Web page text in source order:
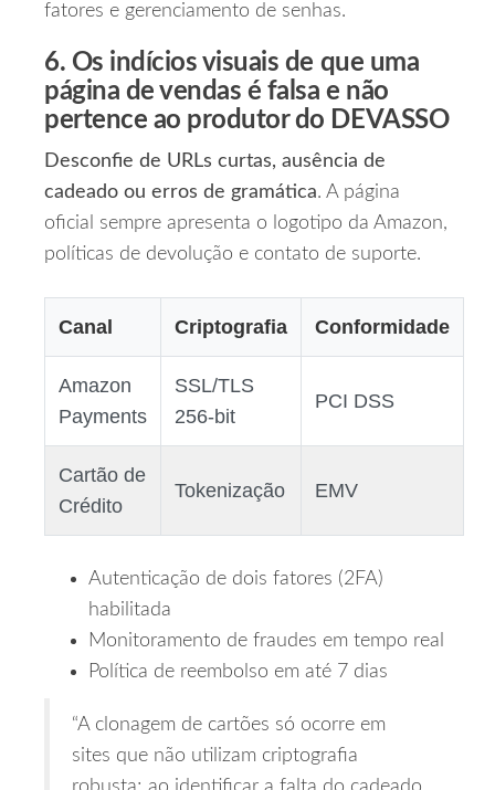
fatores e gerenciamento de senhas.
6. Os indícios visuais de que uma
página de vendas é falsa e não
pertence ao produtor do DEVASSO
Desconfie de URLs curtas, ausência de
cadeado ou erros de gramática. A página
oficial sempre apresenta o logotipo da Amazon,
políticas de devolução e contato de suporte.
Canal Criptografia Conformidade
Amazon
Payments
SSL/TLS
256‑bit
PCI DSS
Cartão de
Crédito
Tokenização EMV
Autenticação de dois fatores (2FA)
habilitada
Monitoramento de fraudes em tempo real
Política de reembolso em até 7 dias
“A clonagem de cartões só ocorre em
sites que não utilizam criptografia